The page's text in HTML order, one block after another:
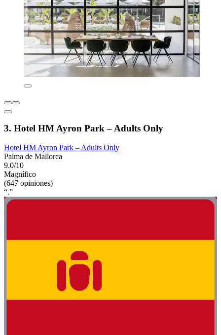
3. Hotel HM Ayron Park – Adults Only
Hotel HM Ayron Park – Adults Only
Palma de Mallorca
9.0/10
Magnífico
(647 opiniones)
“.”